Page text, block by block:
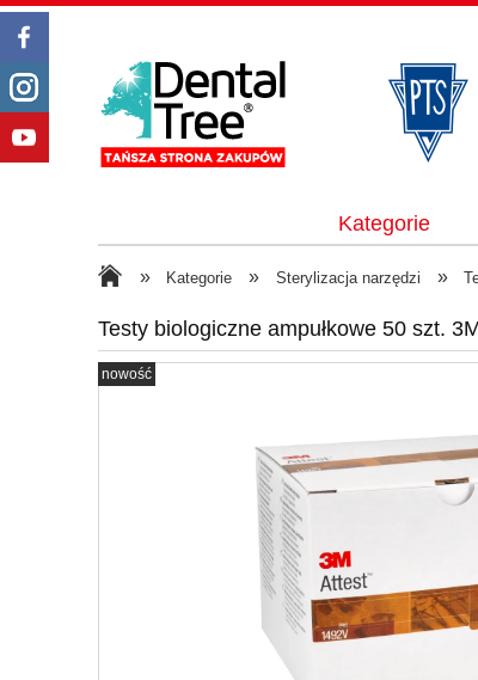
Kategorie
» Kategorie » Sterylizacja narzędzi »
Testy biologiczne ampułkowe 50 szt.
nowość